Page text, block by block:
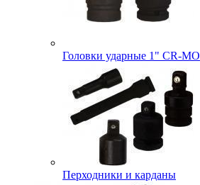
Головки ударные 1" CR-MO
Перходники и карданы